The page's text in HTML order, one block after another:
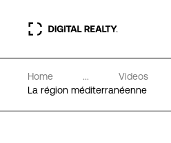
Data Centers
Home ...
Videos
La région méditerranéenne